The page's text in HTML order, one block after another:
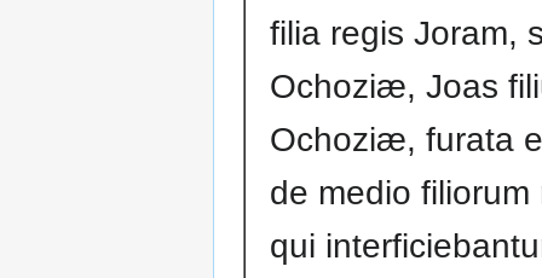
filia regis Joram,
Ochoziæ, Joas
Ochoziæ, furata
de medio filiorum
qui